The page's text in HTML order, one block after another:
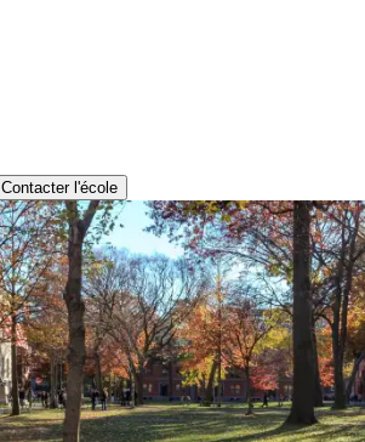
Contacter l'école